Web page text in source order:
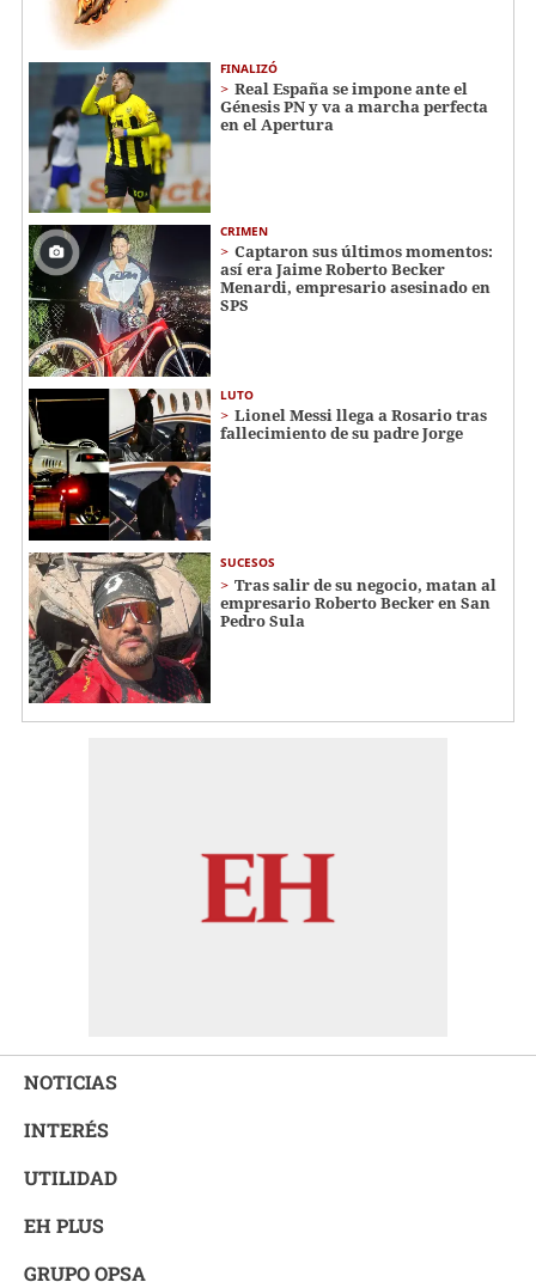
FINALIZÓ
Real España se impone ante el
Génesis PN y va a marcha perfecta
en el Apertura
CRIMEN
Captaron sus últimos momentos:
así era Jaime Roberto Becker
Menardi​​​, empresario asesinado en
SPS
LUTO
Lionel Messi llega a Rosario tras
fallecimiento de su padre Jorge
SUCESOS
Tras salir de su negocio, matan al
empresario Roberto Becker en San
Pedro Sula
NOTICIAS
INTERÉS
UTILIDAD
EH PLUS
GRUPO OPSA